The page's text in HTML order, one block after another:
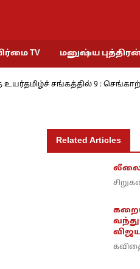
TV மனுஷ்ய
சங்கத்தில் 9 : செங்காற்
Related Articles
லீலை